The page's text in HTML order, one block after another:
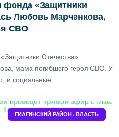
фонда «Защитники
Любовь Марченкова,
СВО
Отечества»
мама погибшего героя СВО. У
и социальные
ГИАГИНСКИЙ РАЙОН / ВЛАСТЬ